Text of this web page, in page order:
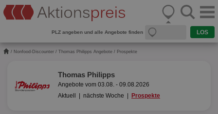
PLZ angeben und alle Angebote finden
/ Nonfood-Discounter / Thomas Philipps Angebote / Prospekte
Thomas Philipps
Angebote vom 03.08. - 09.08.2026
Aktuell
nächste Woche Prospekte